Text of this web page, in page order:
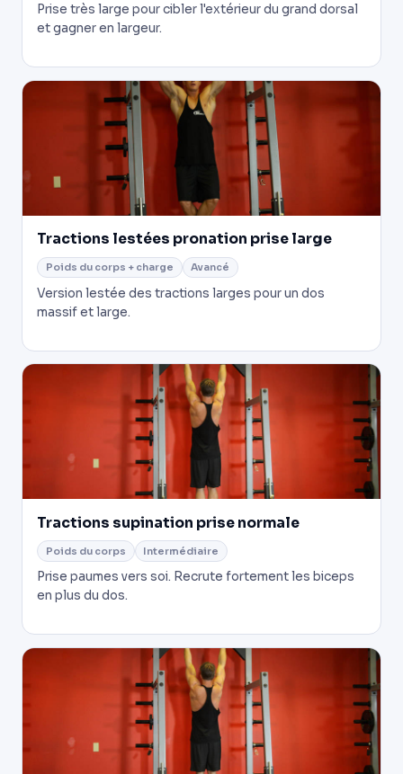
Prise très large pour cibler l'extérieur du grand dorsal
et gagner en largeur.
Tractions lestées pronation prise large
Poids du corps + charge Avancé
Version lestée des tractions larges pour un dos
massif et large.
Tractions supination prise normale
Poids du corps Intermédiaire
Prise paumes vers soi. Recrute fortement les biceps
en plus du dos.